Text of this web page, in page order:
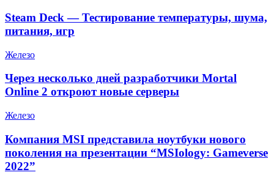
Steam Deck — Тестирование температуры, шума,
питания, игр
Железо
Через несколько дней разработчики Mortal
Online 2 откроют новые серверы
Железо
Компания MSI представила ноутбуки нового
поколения на презентации “MSIology: Gameverse
2022”